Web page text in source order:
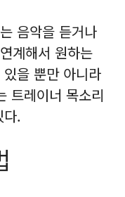
음악을 듣거나
계해서 원하는
을 뿐만 아니라
트레이너 목소리
.